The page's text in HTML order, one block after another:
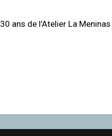
30 ans de l’Atelier La Meninas